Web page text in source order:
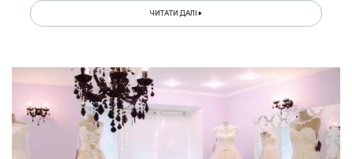
ЧИТАТИ ДАЛІ